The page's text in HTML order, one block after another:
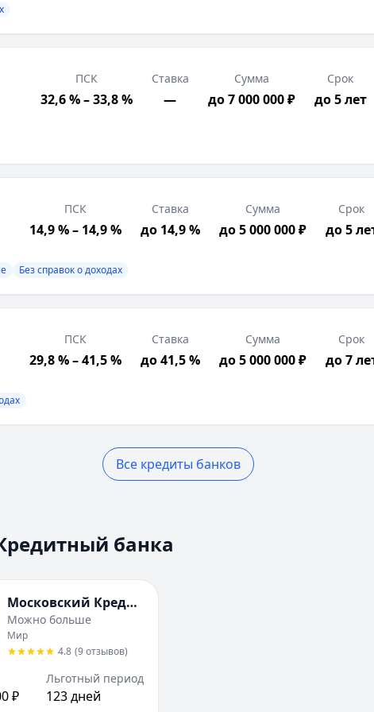
о доходах
в РФ, Возраст от 18 лет
и документами; полная сумма кредита доступна
ПСК
32,6 % – 33,8 %
Ставка
—
Сумма
до 7 000 000 ₽
Срок
до 5 лет
ПСК
14,9 % – 14,9 %
Ставка
до 14,9 %
Сумма
до 5 000 000 ₽
Срок
до 5
Без справок о доходах
ПСК
29,8 % – 41,5 %
Ставка
до 41,5 %
Сумма
до 5 000 000 ₽
Срок
до 7
Все кредиты банков
банка
Московский Кредитный Банк
Можно больше
Мир
4.8 (9отзывов)
₽
Льготный период
123 дней